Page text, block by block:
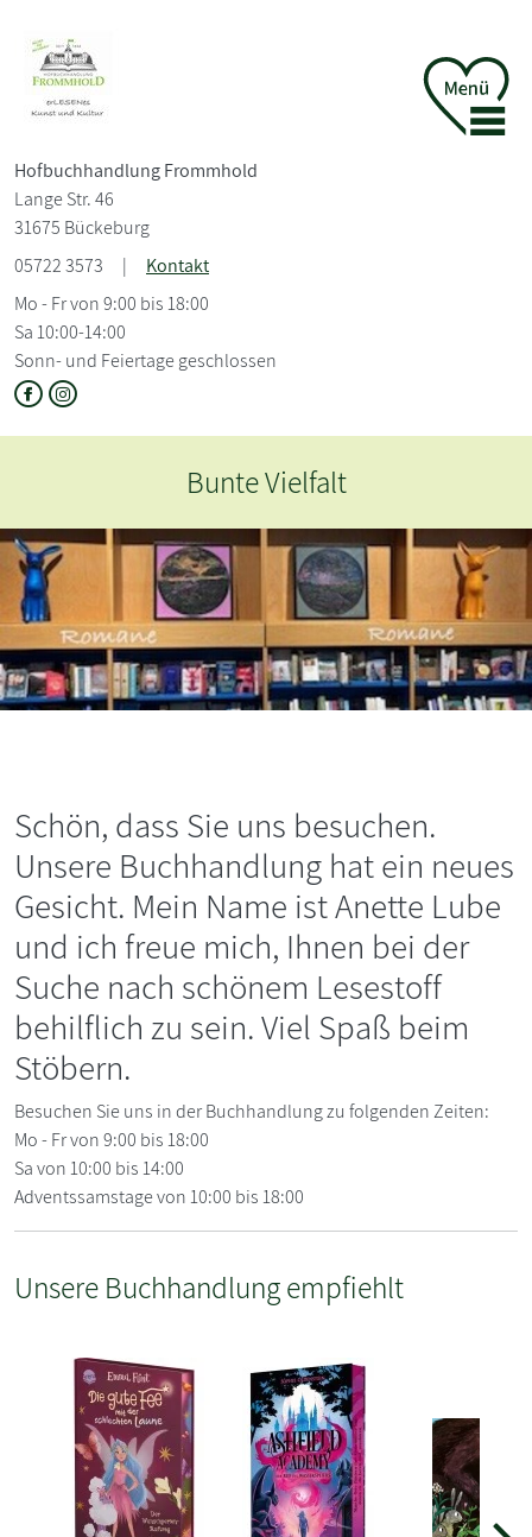
Hofbuchhandlung Frommhold
Lange Str. 46
31675 Bückeburg
05722 3573
|
Kontakt
Mo - Fr von 9:00 bis 18:00
Sa 10:00-14:00
Sonn- und Feiertage geschlossen
Schön, dass Sie uns besuchen.
Unsere Buchhandlung hat ein neues
Gesicht. Mein Name ist Anette Lube
und ich freue mich, Ihnen bei der
Suche nach schönem Lesestoff
behilflich zu sein. Viel Spaß beim
Stöbern.
Besuchen Sie uns in der Buchhandlung zu folgenden Zeiten:
Mo - Fr von 9:00 bis 18:00
Sa von 10:00 bis 14:00
Adventssamstage von 10:00 bis 18:00
Unsere Buchhandlung empfiehlt